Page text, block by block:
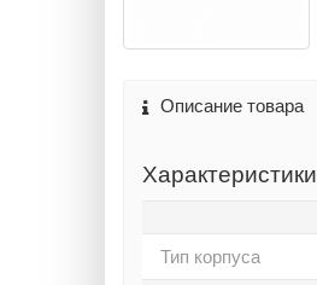
Описание товара
Характеристики
Тип корпуса